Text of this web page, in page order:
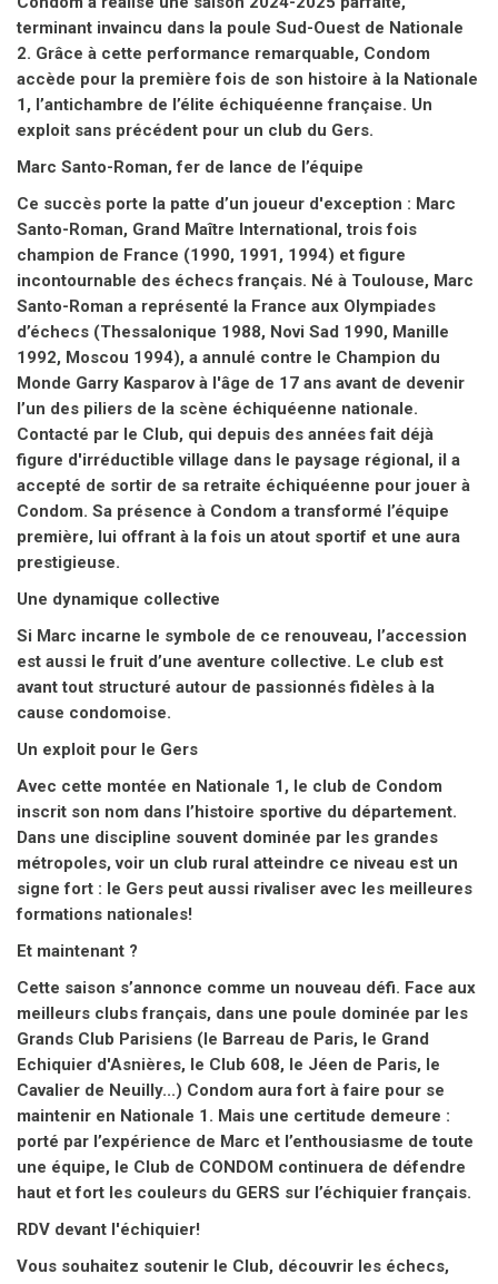
exploit sans précédent pour un club du Gers.
Marc Santo-Roman, fer de lance de l’équipe
Ce succès porte la patte d’un joueur d'exception : Marc
Santo-Roman, Grand Maître International, trois fois
champion de France (1990, 1991, 1994) et figure
incontournable des échecs français. Né à Toulouse, Marc
d’échecs (Thessalonique 1988, Novi Sad 1990, Manille
1992, Moscou 1994), a annulé contre le Champion du
Monde Garry Kasparov à l'âge de 17 ans avant de devenir
l’un des piliers de la scène échiquéenne nationale.
Contacté par le Club, qui depuis des années fait déjà
figure d'irréductible village dans le paysage régional, il a
accepté de sortir de sa retraite échiquéenne pour jouer à
Condom. Sa présence à Condom a transformé l’équipe
première, lui offrant à la fois un atout sportif et une aura
prestigieuse.
Une dynamique collective
Si Marc incarne le symbole de ce renouveau, l’accession
est aussi le fruit d’une aventure collective. Le club est
avant tout structuré autour de passionnés fidèles à la
cause condomoise.
Un exploit pour le Gers
Avec cette montée en Nationale 1, le club de Condom
inscrit son nom dans l’histoire sportive du département.
Dans une discipline souvent dominée par les grandes
métropoles, voir un club rural atteindre ce niveau est un
formations nationales!
Et maintenant ?
Cette saison s’annonce comme un nouveau défi. Face aux
meilleurs clubs français, dans une poule dominée par les
Grands Club Parisiens (le Barreau de Paris, le Grand
Echiquier d'Asnières, le Club 608, le Jéen de Paris, le
maintenir en Nationale 1. Mais une certitude demeure :
porté par l’expérience de Marc et l’enthousiasme de toute
une équipe, le Club de CONDOM continuera de défendre
haut et fort les couleurs du GERS sur l’échiquier français.
RDV devant l'échiquier!
Vous souhaitez soutenir le Club, découvrir les échecs,
venez nous rendre visite ou contactez l'animateur du
Club:
• Thomas Ducret: 06.30.39.28.15 (laissez un message)
• Mail: condoman32@yahoo.fr